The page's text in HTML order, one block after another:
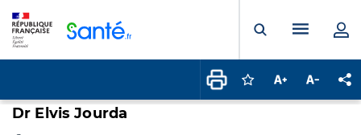
Ouvrir laMenu
Connectez-vous
Augmenter la
Dr Elvis Jourda